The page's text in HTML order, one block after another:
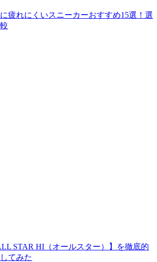
に疲れにくいスニーカーおすすめ15選！選
STAR HI（オールスター）】を徹底的
てみた